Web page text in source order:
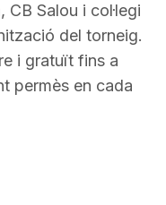
Salou i col·legi
del torneig.
i gratuït fins a
permès en cada